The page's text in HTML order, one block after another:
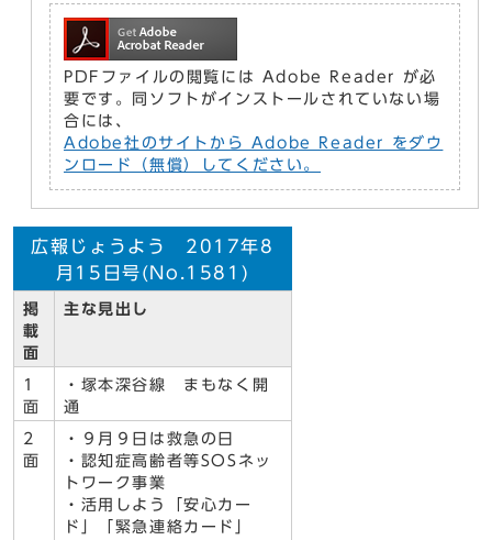
PDFファイルの閲覧には Adobe Reader が必
要です。同ソフトがインストールされていない場
合には、
Adobe社のサイトから Adobe Reader をダウ
ンロード（無償）してください。
広報じょうよう 2017年8
月15日号(No.1581)
掲
載
面
主な見出し
1
面
・塚本深谷線 まもなく開
通
2
面
・９月９日は救急の日
・認知症高齢者等SOSネッ
トワーク事業
・活用しよう「安心カー
ド」「緊急連絡カード」